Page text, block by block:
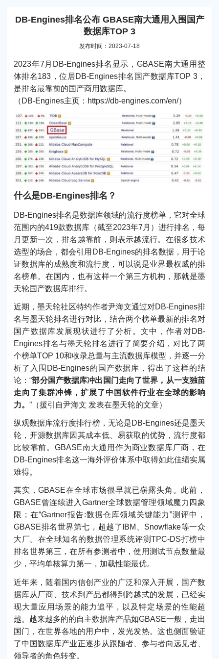
DB-Engines排名公布 GBASE南大通用入围国产
数据库TOP 3
发布时间：2023-07-18
2023年7月DB-Engines排名显示，GBASE南大通用整
体排名183，位居DB-Engines排名国产数据库TOP 3，
是排名最靠前的国产商用数据库。
（DB-Engines主页：https://db-engines.com/en/）
什么是DB-Engines排名？
DB-Engines排名是数据库领域的流行度榜单，它对全球
范围内的419款数据库（截至2023年7月）进行排名，每
月更新一次，排名越靠前，则表示越流行。在很多技术
选型的场合，都会引用DB-Engines的排名数据，用于论
证数据库的成熟度和流行度，可以说是业界最权威的排
名榜单。在国内，也有这样一个第三方机构，那就是墨
天轮国产数据库排行。
近期，墨天轮社区特约作者尹海文通过对DB-Engines排
名与墨天轮排名进行对比，结合两个榜单最新的排名对
国产数据库发展现状进行了分析。文中，作者对DB-
Engines排名与墨天轮排名进行了简要介绍，对比了两
个榜单TOP 10和收录总量与主流数据库模型，并逐一分
析了入围DB-Engines的国产数据库，得出了这样的结
论：“部分国产数据库冲出国门走向了世界，从一支独苗
走向了集群冲锋，扩展了中国软件行业在全球的影响
力。 ”（援引自尹海文 发表在墨天轮的文章）
纵观数据库流行度排行榜，无论是DB-Engines还是墨天
轮，开源数据库因其成本低、易获取的优势，流行度都
比较靠前。GBASE南大通用作为商业数据库厂商，在
DB-Engines排名这一海外评价体系中取得如此佳绩实属
难得。
其实，GBASE在全球市场很早就已崭露头角。此前，
GBASE曾连续进入Gartner全球数据管理领域魔力四象
限；在“Gartner报告:数据仓库领域关键能力”测评中，
GBASE排名世界第七，超越了IBM、Snowflake等一众
大厂。在全球知名的数据管理系统评测TPC-DS打榜中
排名世界第三，在所有参测者中，使用测试节点数量最
少，平均单核算力第一，加载性能最优。
近年来，随着国内信创产业的广泛和深入开展，国产数
据库从厂商、技术到产品都得到跨越式的发展，已经实
现大量应用场景的能力追平，以及特定场景的性能超
越。越来越多的的自主数据库产品如GBASE一般，走出
国门，在世界各地的用户中，发光发热。这也侧面验证
了中国数据库产业正逐步从跟随者、参与者向远见者、
领导者的角色转变。